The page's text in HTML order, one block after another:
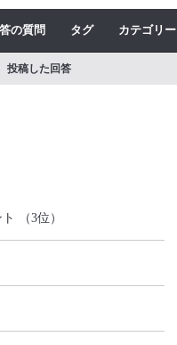
の質問 タグ カテゴリー
投稿した回答
（3位）